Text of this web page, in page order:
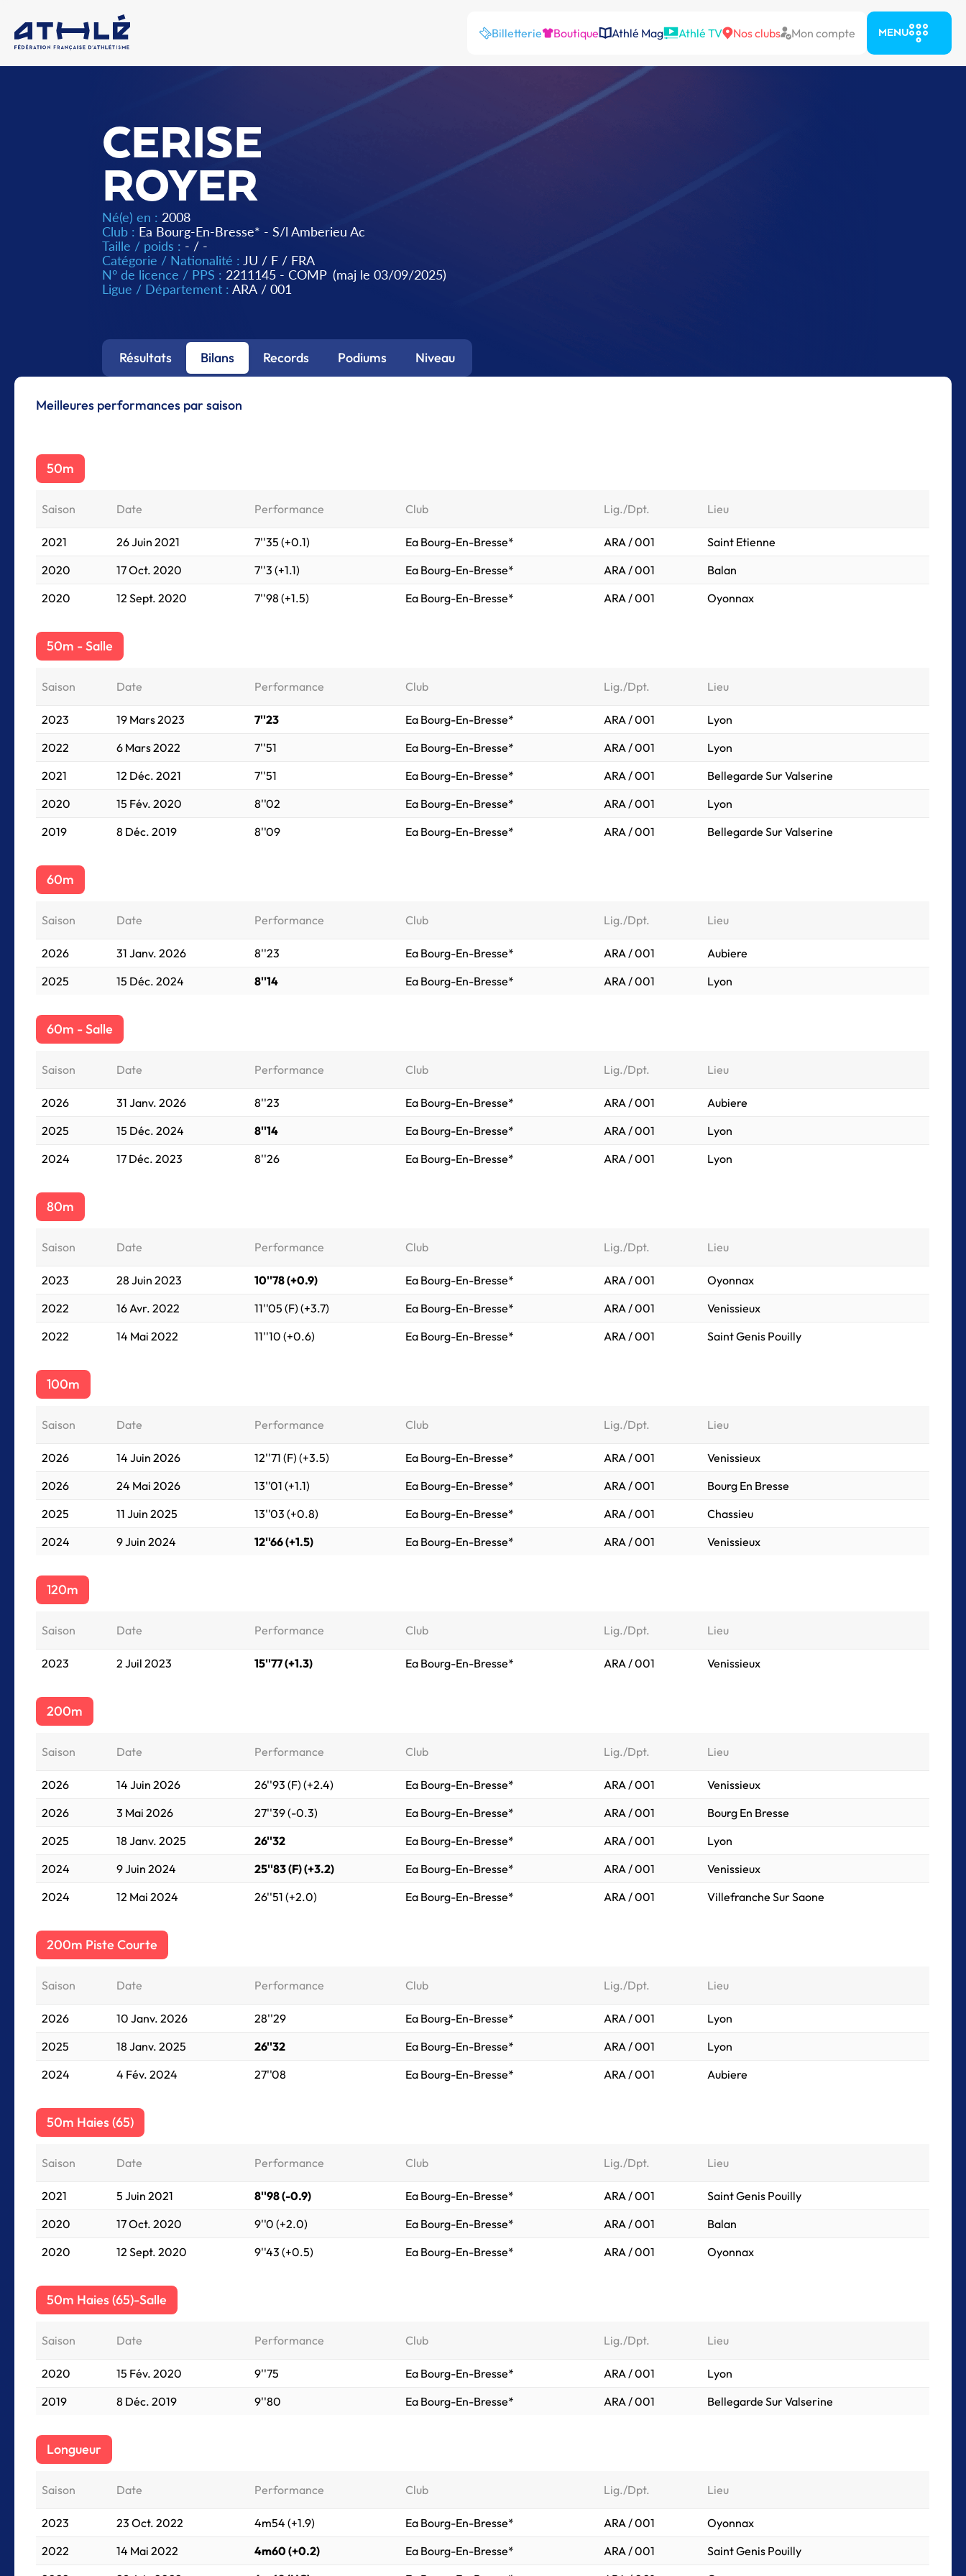
Billetterie Boutique Athlé Mag Athlé TV Nos clubs Mon compte MENU
CERISE
ROYER
Né(e) en : 2008
Club : Ea Bourg-En-Bresse* - S/l Amberieu Ac
Taille / poids : - / -
Catégorie / Nationalité : JU / F / FRA
N° de licence / PPS : 2211145 - COMP (maj le 03/09/2025)
Ligue / Département :ARA / 001
Résultats Bilans Records Podiums Niveau
Meilleures performances par saison
50m
Saison Date Performance Club Lig./Dpt. Lieu
2021 26 Juin 2021 7''35 (+0.1) Ea Bourg-En-Bresse* ARA / 001
Saint Etienne
2020
17 Oct. 2020 7''3 (+1.1) Ea Bourg-En-Bresse* ARA / 001
Balan
2020
12 Sept. 2020 7''98 (+1.5) Ea Bourg-En-Bresse* ARA / 001 Oyonnax
50m - Salle
Saison Date Performance Club Lig./Dpt. Lieu
2023 19 Mars 2023 7''23 Ea Bourg-En-Bresse* ARA / 001
Lyon
2022
6 Mars 2022 7''51 Ea Bourg-En-Bresse* ARA / 001
Lyon
2021
12 Déc. 2021 7''51 Ea Bourg-En-Bresse* ARA / 001
Bellegarde Sur Valserine
2020
15 Fév. 2020 8''02 Ea Bourg-En-Bresse* ARA / 001
Lyon
2019
8 Déc. 2019 8''09 Ea Bourg-En-Bresse* ARA / 001 Bellegarde Sur Valserine
60m
Saison Date Performance Club Lig./Dpt. Lieu
2026 31 Janv. 2026 8''23 Ea Bourg-En-Bresse* ARA / 001
Aubiere
2025
15 Déc. 2024 8''14 Ea Bourg-En-Bresse* ARA / 001 Lyon
60m - Salle
Saison Date Performance Club Lig./Dpt. Lieu
2026 31 Janv. 2026 8''23 Ea Bourg-En-Bresse* ARA / 001
Aubiere
2025
15 Déc. 2024 8''14 Ea Bourg-En-Bresse* ARA / 001
Lyon
2024
17 Déc. 2023 8''26 Ea Bourg-En-Bresse* ARA / 001 Lyon
80m
Saison Date Performance Club Lig./Dpt. Lieu
2023 28 Juin 2023 10''78 (+0.9) Ea Bourg-En-Bresse* ARA / 001
Oyonnax
2022
16 Avr. 2022 11''05 (F) (+3.7) Ea Bourg-En-Bresse* ARA / 001
Venissieux
2022
14 Mai 2022 11''10 (+0.6) Ea Bourg-En-Bresse* ARA / 001 Saint Genis Pouilly
100m
Saison Date Performance Club Lig./Dpt. Lieu
2026 14 Juin 2026 12''71 (F) (+3.5) Ea Bourg-En-Bresse* ARA / 001
Venissieux
2026
24 Mai 2026 13''01 (+1.1) Ea Bourg-En-Bresse* ARA / 001
Bourg En Bresse
2025
11 Juin 2025 13''03 (+0.8) Ea Bourg-En-Bresse* ARA / 001
Chassieu
2024
9 Juin 2024 12''66 (+1.5) Ea Bourg-En-Bresse* ARA / 001 Venissieux
120m
Saison Date Performance Club Lig./Dpt. Lieu
2023 2 Juil 2023 15''77 (+1.3) Ea Bourg-En-Bresse* ARA / 001 Venissieux
200m
Saison Date Performance Club Lig./Dpt. Lieu
2026 14 Juin 2026 26''93 (F) (+2.4) Ea Bourg-En-Bresse* ARA / 001
Venissieux
2026
3 Mai 2026 27''39 (-0.3) Ea Bourg-En-Bresse* ARA / 001
Bourg En Bresse
2025
18 Janv. 2025 26''32 Ea Bourg-En-Bresse* ARA / 001
Lyon
2024
9 Juin 2024 25''83 (F) (+3.2) Ea Bourg-En-Bresse* ARA / 001
Venissieux
2024
12 Mai 2024 26''51 (+2.0) Ea Bourg-En-Bresse* ARA / 001 Villefranche Sur Saone
200m Piste Courte
Saison Date Performance Club Lig./Dpt. Lieu
2026 10 Janv. 2026 28''29 Ea Bourg-En-Bresse* ARA / 001
Lyon
2025
18 Janv. 2025 26''32 Ea Bourg-En-Bresse* ARA / 001
Lyon
2024
4 Fév. 2024 27''08 Ea Bourg-En-Bresse* ARA / 001 Aubiere
50m Haies (65)
Saison Date Performance Club Lig./Dpt. Lieu
2021 5 Juin 2021 8''98 (-0.9) Ea Bourg-En-Bresse* ARA / 001
Saint Genis Pouilly
2020
17 Oct. 2020 9''0 (+2.0) Ea Bourg-En-Bresse* ARA / 001
Balan
2020
12 Sept. 2020 9''43 (+0.5) Ea Bourg-En-Bresse* ARA / 001 Oyonnax
50m Haies (65)-Salle
Saison Date Performance Club Lig./Dpt. Lieu
2020 15 Fév. 2020 9''75 Ea Bourg-En-Bresse* ARA / 001
Lyon
2019
8 Déc. 2019 9''80 Ea Bourg-En-Bresse* ARA / 001 Bellegarde Sur Valserine
Longueur
Saison Date Performance Club Lig./Dpt. Lieu
2023 23 Oct. 2022 4m54 (+1.9) Ea Bourg-En-Bresse* ARA / 001
Oyonnax
2022
14 Mai 2022 4m60 (+0.2) Ea Bourg-En-Bresse* ARA / 001
Saint Genis Pouilly